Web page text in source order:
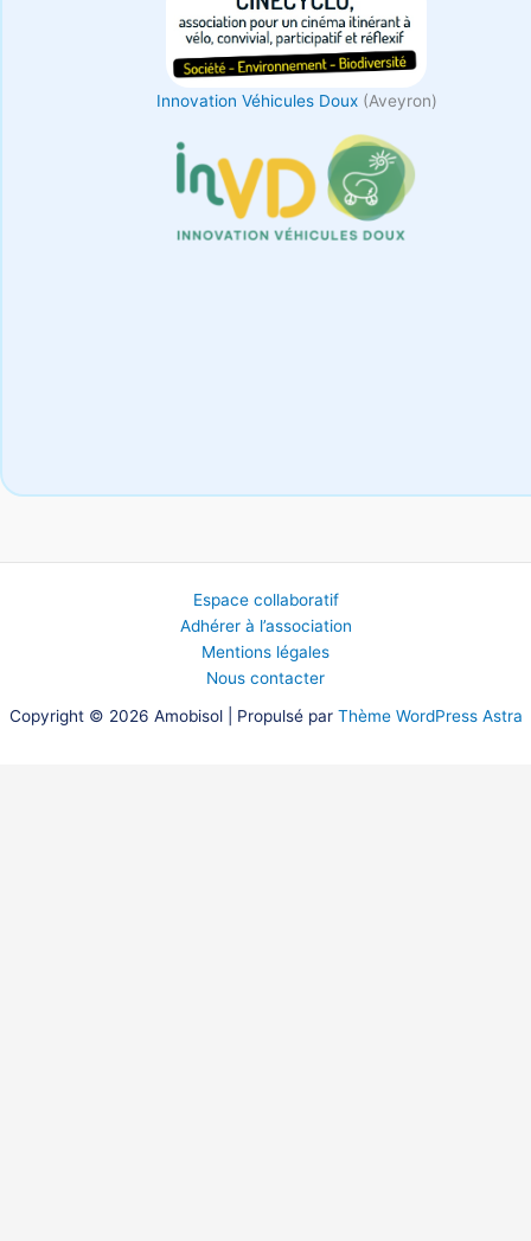
Innovation Véhicules Doux(Aveyron)
Espace collaboratif
Adhérer à l’association
Mentions légales
Nous contacter
Copyright © 2026 Amobisol | Propulsé par Thème WordPress Astra